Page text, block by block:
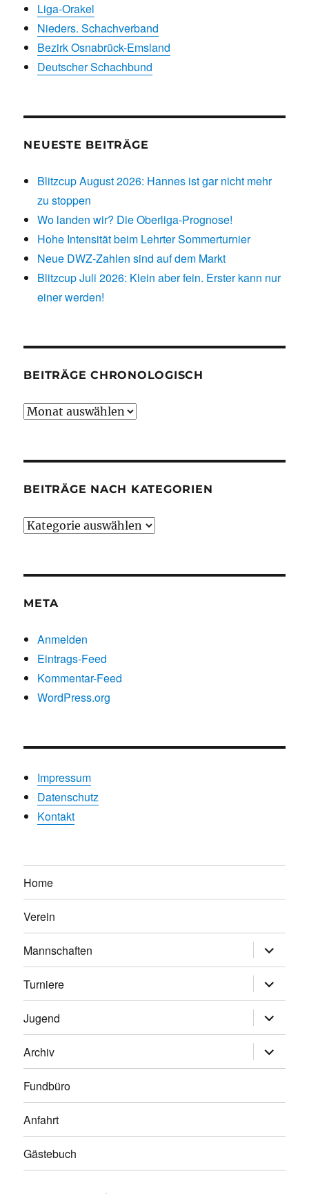
Liga-Orakel
Nieders. Schachverband
Bezirk Osnabrück-Emsland
Deutscher Schachbund
NEUESTE BEITRÄGE
Blitzcup August 2026: Hannes ist gar nicht mehr
zu stoppen
Wo landen wir? Die Oberliga-Prognose!
Hohe Intensität beim Lehrter Sommerturnier
Neue DWZ-Zahlen sind auf dem Markt
Blitzcup Juli 2026: Klein aber fein. Erster kann nur
einer werden!
BEITRÄGE CHRONOLOGISCH
Beiträge
BEITRÄGE NACH KATEGORIEN
Beiträge
META
Anmelden
Eintrags-Feed
Kommentar-Feed
WordPress.org
Impressum
Datenschutz
Kontakt
Home
Verein
Mannschaften
anzeigen
Turniere
anzeigen
Jugend
anzeigen
Archiv
anzeigen
Fundbüro
Anfahrt
Gästebuch